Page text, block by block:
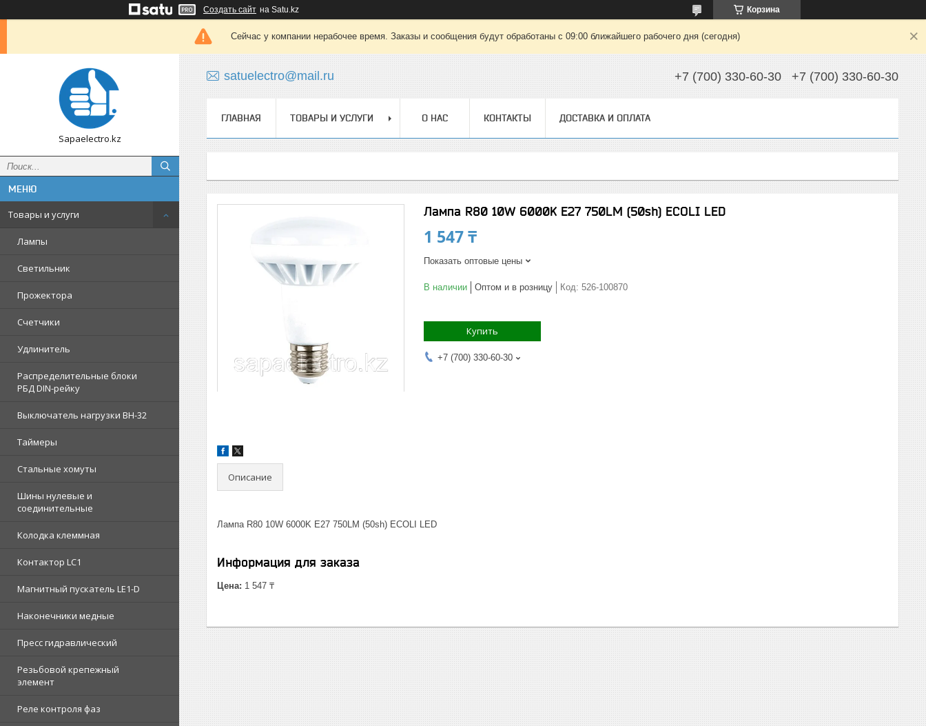
Создать сайт на Satu.kz Корзина
Сейчас у компании нерабочее время. Заказы и сообщения будут обработаны с 09:00 ближайшего рабочего дня (сегодня)
Sapaelectro.kz
Товары и услуги
Лампы
Светильник
Прожектора
Счетчики
Удлинитель
Распределительные блоки
РБД DIN-рейку
Выключатель нагрузки ВН-32
Таймеры
Стальные хомуты
Шины нулевые и
соединительные
Колодка клеммная
Контактор LC1
Магнитный пускатель LE1-D
Наконечники медные
Пресс гидравлический
Резьбовой крепежный
элемент
Реле контроля фаз
satuelectro@mail.ru +7 (700) 330-60-30 +7 (700) 330-60-30
ГЛАВНАЯ ТОВАРЫ И УСЛУГИ О НАС КОНТАКТЫ ДОСТАВКА И ОПЛАТА
Лампа R80 10W 6000K E27 750LM (50sh) ECOLI LED
1 547 ₸
Показать оптовые цены
В наличии Оптом и в розницу Код: 526-100870
Купить
+7 (700) 330-60-30
Описание
Лампа R80 10W 6000K E27 750LM (50sh) ECOLI LED
Информация для заказа
Цена: 1 547 ₸